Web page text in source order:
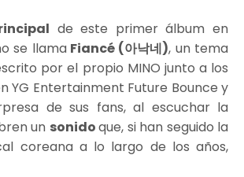
de este primer álbum en
se llamaFiancé (아낙네), un tema
por el propio MINO junto a los
YG Entertainment Future Bounce y
de sus fans, al escuchar la
un sonidoque, si han seguido la
coreana a lo largo de los años,